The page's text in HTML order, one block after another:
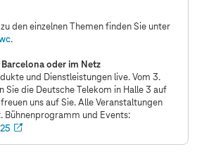
den einzelnen Themen finden Sie unter
.
oder im Netz
und Dienstleistungen live. Vom 3.
Sie die Deutsche Telekom in Halle 3 auf
uns auf Sie. Alle Veranstaltungen
Bühnenprogramm und Events: